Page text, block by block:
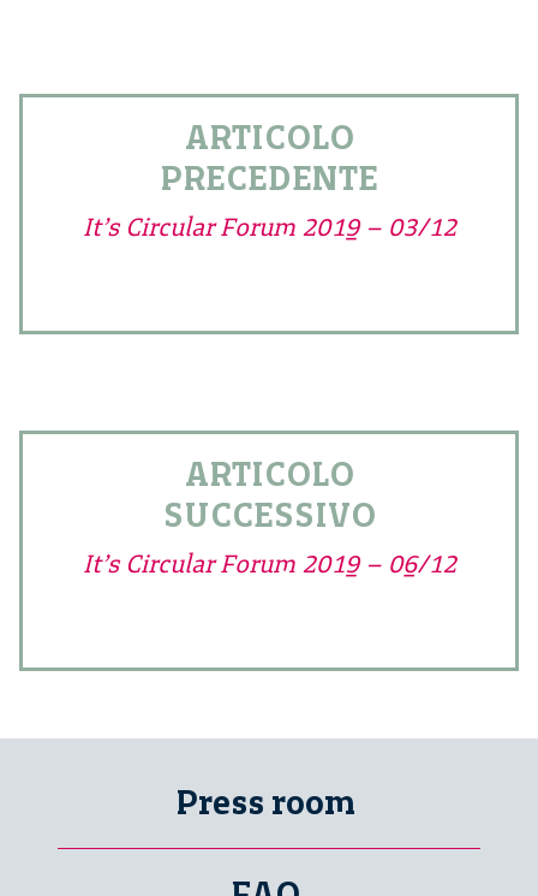
ARTICOLO
PRECEDENTE
It’s Circular Forum 2019 – 03/12
ARTICOLO
SUCCESSIVO
It’s Circular Forum 2019 – 06/12
Press room